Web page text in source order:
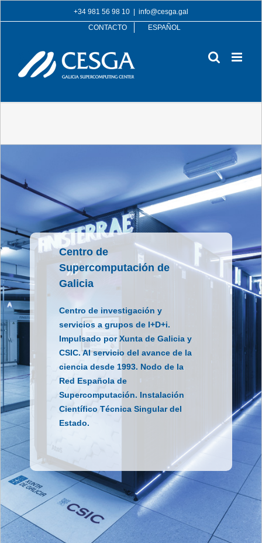
to
+34 981 56 98 10
info@cesga.gal
CONTACTO
ESPAÑOL
Centro de
Supercomputación de
Galicia
Centro de investigación y
servicios a grupos de I+D+i.
Impulsado por Xunta de Galicia y
CSIC. Al servicio del avance de la
ciencia desde 1993. Nodo de la
Red Española de
Supercomputación. Instalación
Científico Técnica Singular del
Estado.